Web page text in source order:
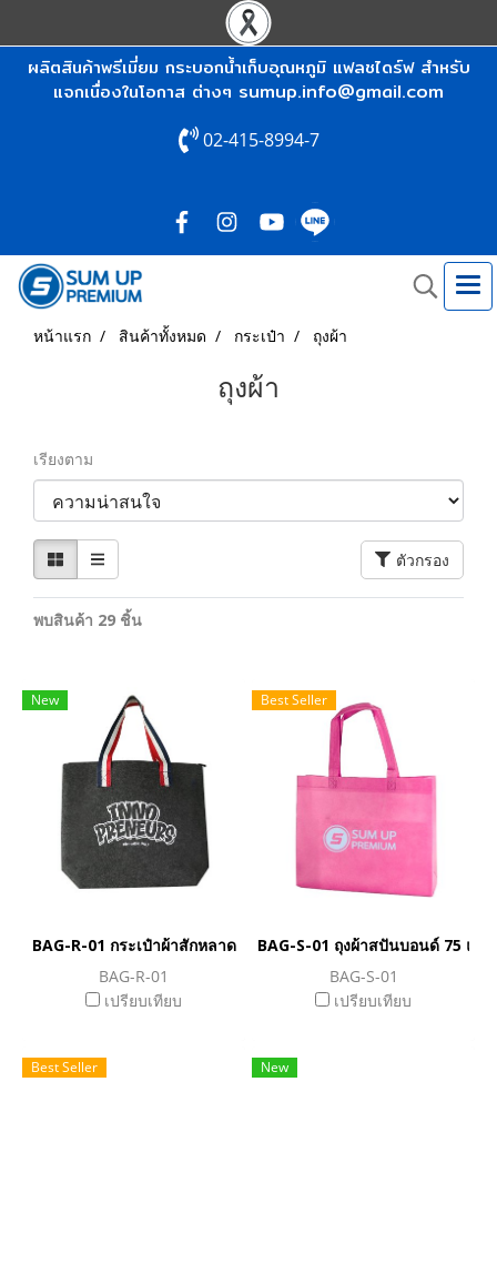
ผลิตสินค้าพรีเมี่ยม กระบอกน้ำเก็บอุณหภูมิ แฟลชไดร์ฟ สำหรับ
แจกเนื่องในโอกาส ต่างๆ sumup.info@gmail.com
02-415-8994-7
หน้าแรก สินค้าทั้งหมด กระเป๋า ถุงผ้า
ถุงผ้า
เรียงตาม
ตัวกรอง
พบสินค้า 29 ชิ้น
New
BAG-R-01 กระเป๋าผ้าสักหลาด
BAG-R-01
เปรียบเทียบ
Best Seller
BAG-S-01 ถุงผ้าสปันบอนด์ 75 แก
BAG-S-01
เปรียบเทียบ
Best Seller New